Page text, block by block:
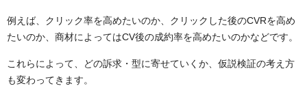
例えば、クリック率を高めたいのか、クリックした後のCVRを高め
たいのか、商材によってはCV後の成約率を高めたいのかなどです。
これらによって、どの訴求・型に寄せていくか、仮説検証の考え方
も変わってきます。